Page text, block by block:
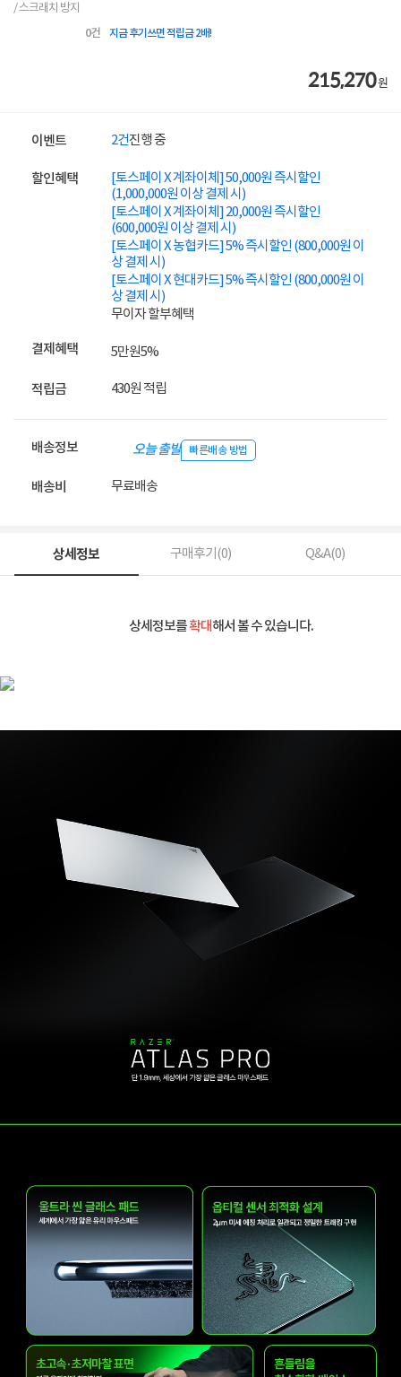
/ 스크래치 방지
0건 지금 후기쓰면 적립금 2배!
215,270원
이벤트 2건진행 중
할인혜택
[토스페이 X 계좌이체] 50,000원 즉시할인
(1,000,000원 이상 결제 시)
[토스페이 X 계좌이체] 20,000원 즉시할인
(600,000원 이상 결제 시)
[토스페이 X 농협카드] 5% 즉시할인 (800,000원 이
상 결제 시)
[토스페이 X 현대카드] 5% 즉시할인 (800,000원 이
상 결제 시)
무이자 할부혜택
결제혜택 5만원5%
적립금 430원 적립
배송정보 오늘 출발 빠른배송 방법
배송비 무료배송
상세정보 구매후기(0) Q&A(0)
상세정보를확대해서 볼 수 있습니다.